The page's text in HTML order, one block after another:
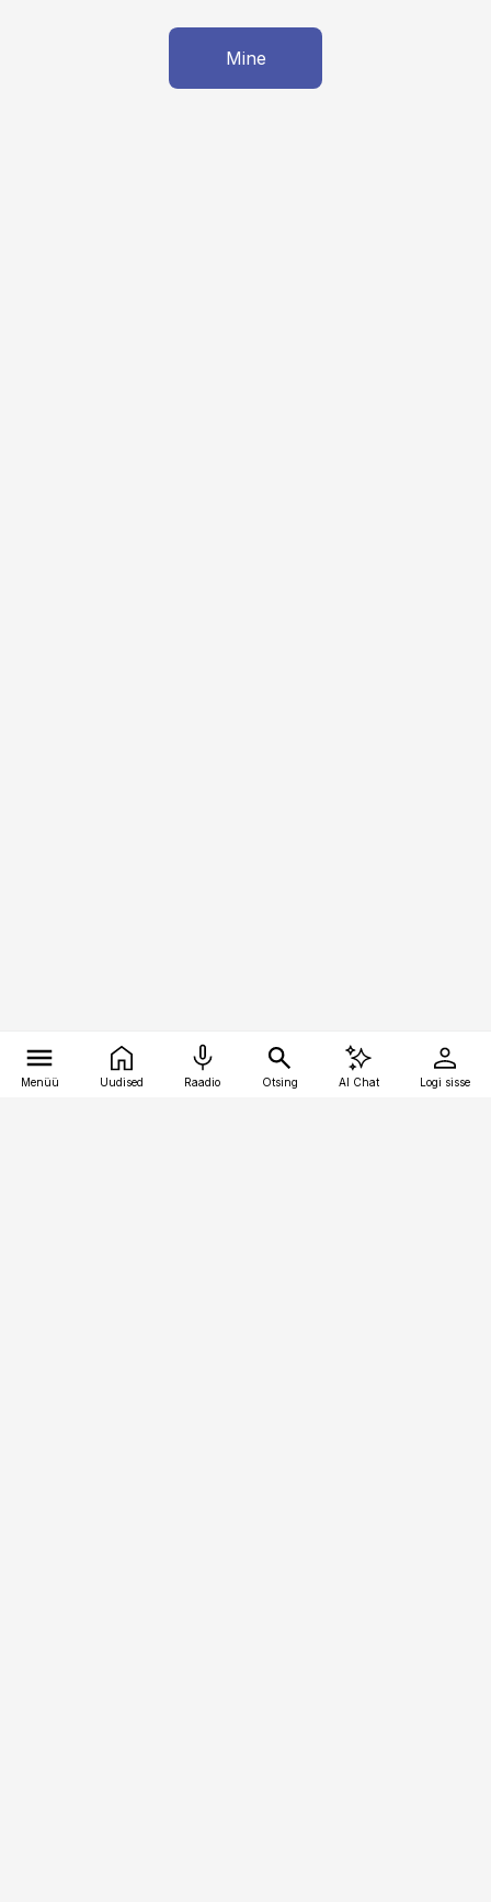
Mine
Menüü Uudised Raadio Otsing AI Chat Logi sisse